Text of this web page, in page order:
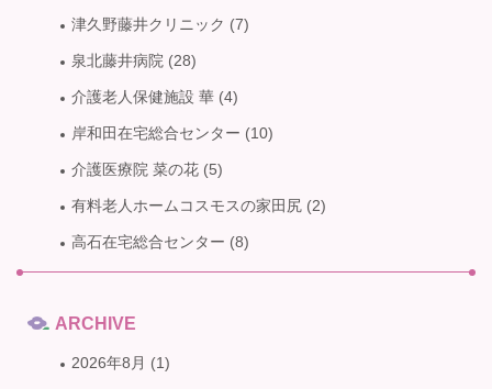
津久野藤井クリニック (7)
泉北藤井病院 (28)
介護老人保健施設 華 (4)
岸和田在宅総合センター (10)
介護医療院 菜の花 (5)
有料老人ホームコスモスの家田尻 (2)
高石在宅総合センター (8)
ARCHIVE
2026年8月 (1)